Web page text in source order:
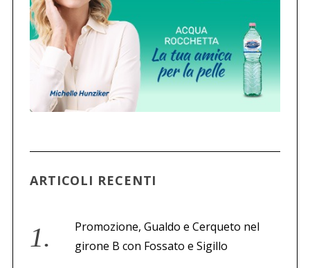
ARTICOLI RECENTI
Promozione, Gualdo e Cerqueto nel
girone B con Fossato e Sigillo